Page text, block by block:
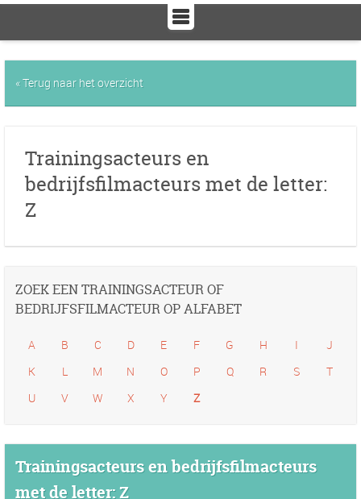
« Terug naar het overzicht
Trainingsacteurs en
bedrijfsfilmacteurs met de letter:
Z
ZOEK EEN TRAININGSACTEUR OF
BEDRIJFSFILMACTEUR OP ALFABET
A B C D E F G H I
J
K
L M N O P Q R S
T
U
V W X Y Z
Trainingsacteurs en bedrijfsfilmacteurs
met de letter: Z